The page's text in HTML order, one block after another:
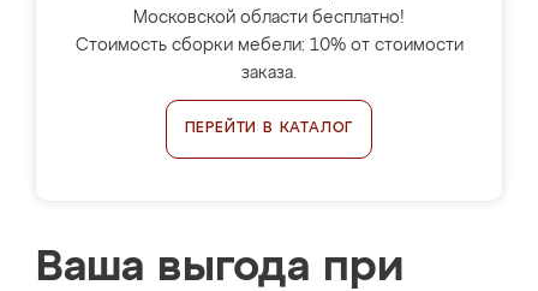
Московской области бесплатно!
Стоимость сборки мебели: 10% от стоимости
заказа.
ПЕРЕЙТИ В КАТАЛОГ
Ваша выгода при